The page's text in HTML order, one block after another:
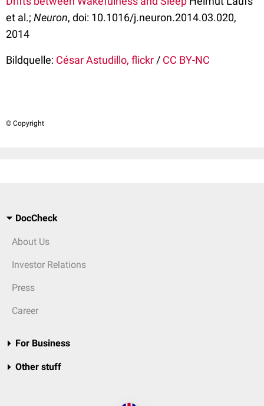
et al.; Neuron, doi: 10.1016/j.neuron.2014.03.020,
2014
Bildquelle: César Astudillo, flickr / CC BY-NC
© Copyright
DocCheck
About Us
Investor Relations
Press
Career
For Business
Other stuff